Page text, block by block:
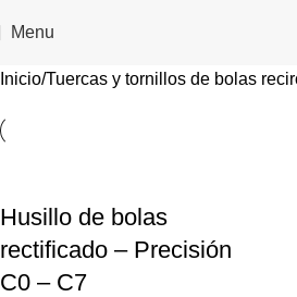
Menu
Inicio Tuercas y tornillos de bolas
Husillo de bolas
rectificado – Precisión
C0 – C7